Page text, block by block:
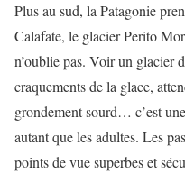
Plus au sud, la Patagonie
Calafate, le glacier Perito
n’oublie pas. Voir un glacier
craquements de la glace,
grondement sourd… c’est
autant que les adultes. Les
points de vue superbes et